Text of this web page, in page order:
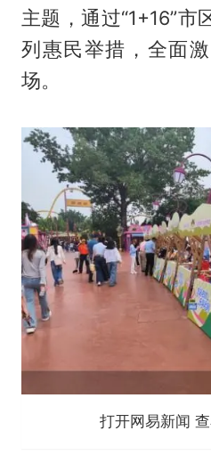
主题，通过“1+16”
列惠民举措，全面
场。
打开网易新闻